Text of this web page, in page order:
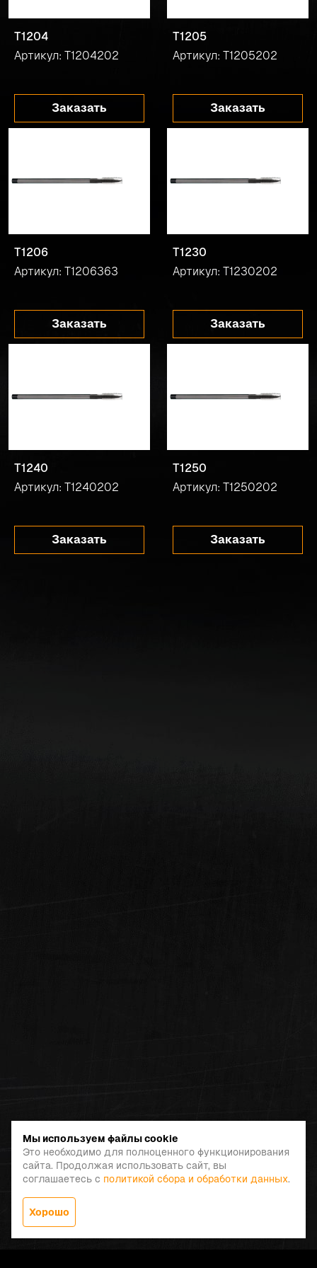
T1204
Артикул: T1204202
Заказать
T1205
Артикул: T1205202
Заказать
T1206
Артикул: T1206363
Заказать
T1230
Артикул: T1230202
Заказать
T1240
Артикул: T1240202
Заказать
T1250
Артикул: T1250202
Заказать
Мы используем файлы cookie
Это необходимо для полноценного функционирования
сайта. Продолжая использовать сайт, вы
соглашаетесь с политикой сбора и обработки данных.
Хорошо